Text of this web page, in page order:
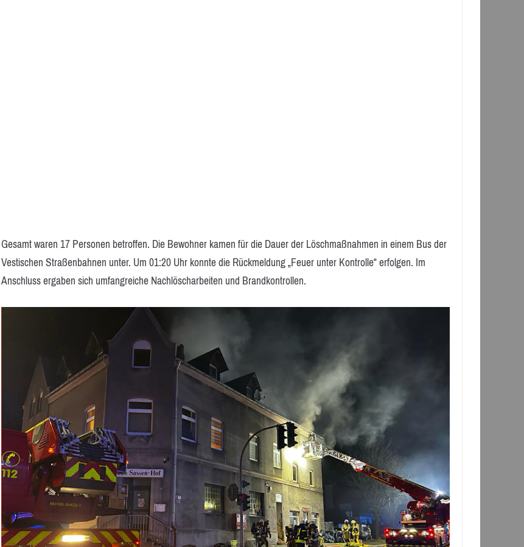
Gesamt waren 17 Personen betroffen. Die Bewohner kamen für die Dauer der Löschmaßnahmen in einem Bus der
Vestischen Straßenbahnen unter. Um 01:20 Uhr konnte die Rückmeldung „Feuer unter Kontrolle“ erfolgen. Im
Anschluss ergaben sich umfangreiche Nachlöscharbeiten und Brandkontrollen.